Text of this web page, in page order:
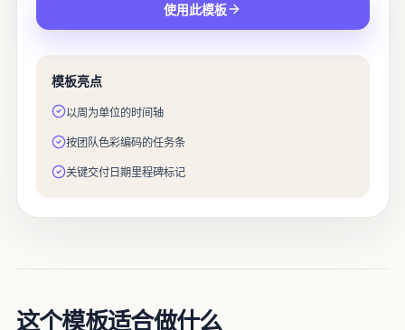
使用此模板
模板亮点
以周为单位的时间轴
按团队色彩编码的任务条
关键交付日期里程碑标记
这个模板适合做什么